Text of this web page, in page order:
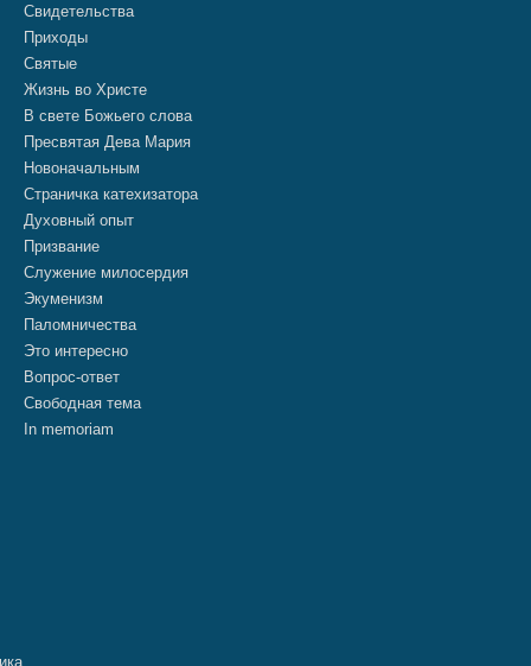
Свидетельства
Приходы
Святые
Жизнь во Христе
В свете Божьего слова
Пресвятая Дева Мария
Новоначальным
Страничка катехизатора
Духовный опыт
Призвание
Служение милосердия
Экуменизм
Паломничества
Это интересно
Вопрос-ответ
Свободная тема
In memoriam